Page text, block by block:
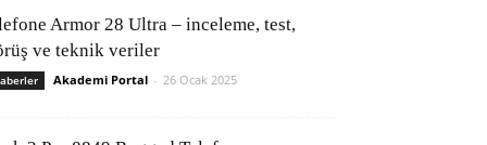
Armor 28 Ultra – inceleme, test,
ve teknik veriler
Akademi Portal - 26 Ocak 2025